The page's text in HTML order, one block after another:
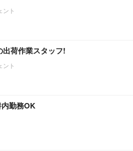
ント
荷作業スタッフ!
ント
勤務OK